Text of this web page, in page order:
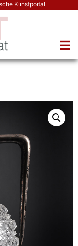
Kunstportal